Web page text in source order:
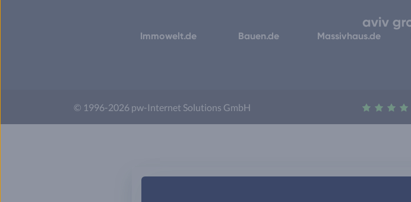
Immowelt.de Bauen.de Massivhaus.de
© 1996-2026 pw-Internet Solutions GmbH